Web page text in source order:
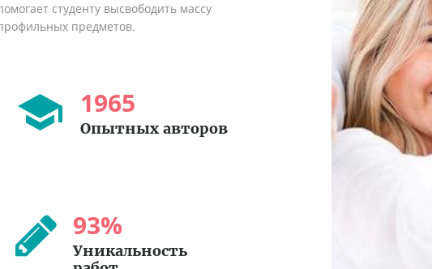
студенту высвободить массу
предметов.
1965
Опытных авторов
93%
Уникальность